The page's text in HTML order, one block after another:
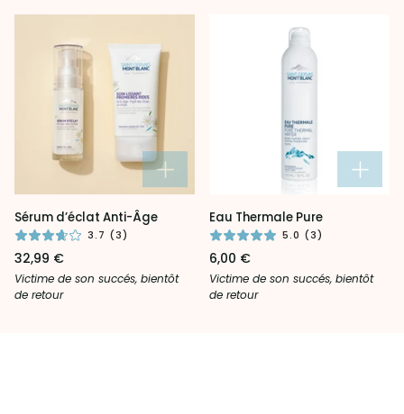
Sérum
d’éclat
Anti-
Âge
Sérum d’éclat Anti-Âge
3.7 (3)
32,99 €
Victime de son succés, bientôt
de retour
Eau
Thermale
Pure
Eau Thermale Pure
5.0 (3)
6,00 €
Victime de son succés, bientôt
de retour